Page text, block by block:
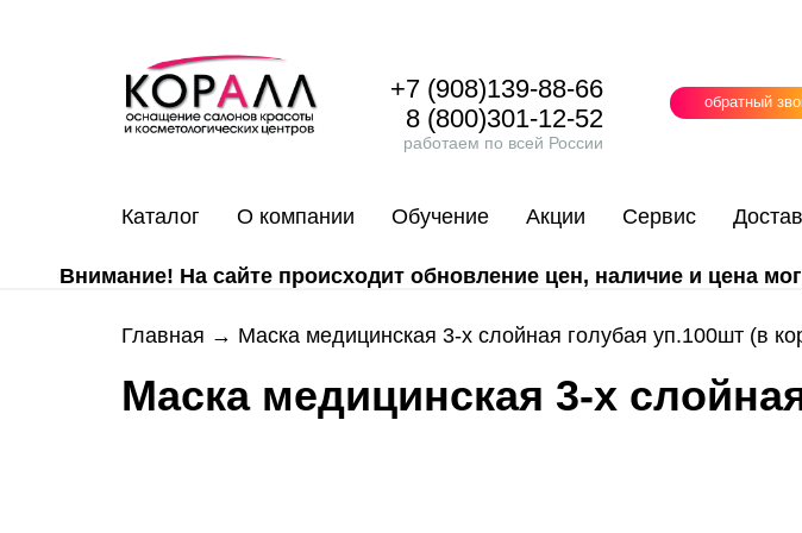
+7 (908)139-88-66
8 (800)301-12-52
работаем по всей России
обратный
Каталог О компании Обучение Акции Сервис
Внимание! На сайте происходит обновление цен, наличие и цена
Главная → Маска медицинская 3-х слойная голубая уп.100шт (в
Маска медицинская 3-х